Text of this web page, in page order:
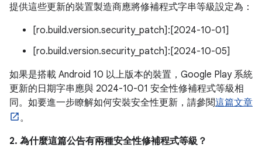
提供這些更新的裝置製造商應將修補程式字串等級設定為：
[ro.build.version.security_patch]:[2024-10-01]
[ro.build.version.security_patch]:[2024-10-05]
如果是搭載 Android 10 以上版本的裝置，Google Play 系統
更新的日期字串應與 2024-10-01 安全性修補程式等級相
同。如要進一步瞭解如何安裝安全性更新，請參閱這篇文章
。
2. 為什麼這篇公告有兩種安全性修補程式等級？